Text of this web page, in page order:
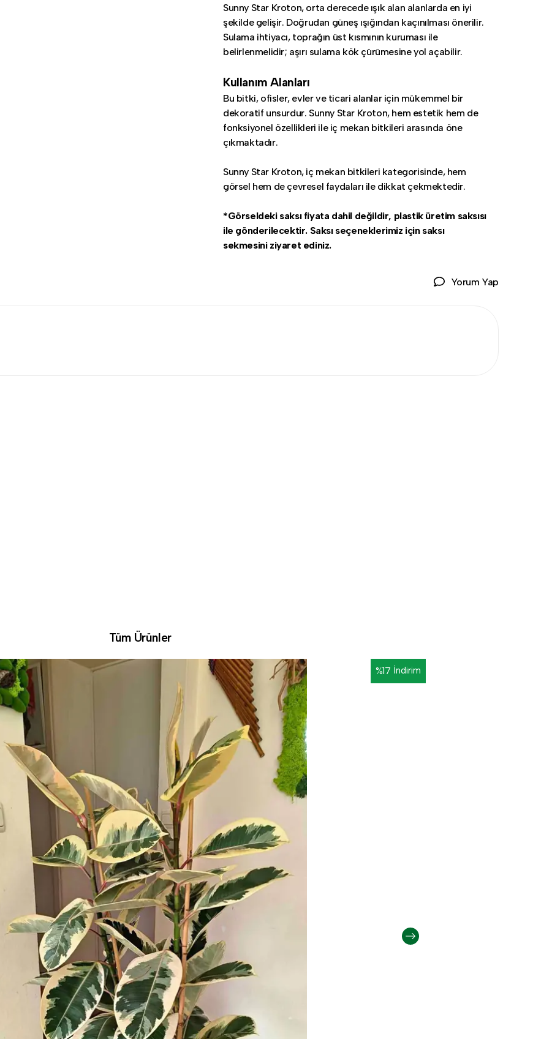
Sunny Star Kroton, orta derecede ışık alan alanlarda en iyi
şekilde gelişir. Doğrudan güneş ışığından kaçınılması önerilir.
Sulama ihtiyacı, toprağın üst kısmının kuruması ile
belirlenmelidir; aşırı sulama kök çürümesine yol açabilir.
Kullanım Alanları
Bu bitki, ofisler, evler ve ticari alanlar için mükemmel bir
dekoratif unsurdur. Sunny Star Kroton, hem estetik hem de
fonksiyonel özellikleri ile iç mekan bitkileri arasında öne
çıkmaktadır.
Sunny Star Kroton, iç mekan bitkileri kategorisinde, hem
görsel hem de çevresel faydaları ile dikkat çekmektedir.
*Görseldeki saksı fiyata dahil değildir, plastik üretim saksısı
ile gönderilecektir. Saksı seçeneklerimiz için saksı
sekmesini ziyaret ediniz.
Yorum Yap
Tüm Ürünler
%17 İndirim